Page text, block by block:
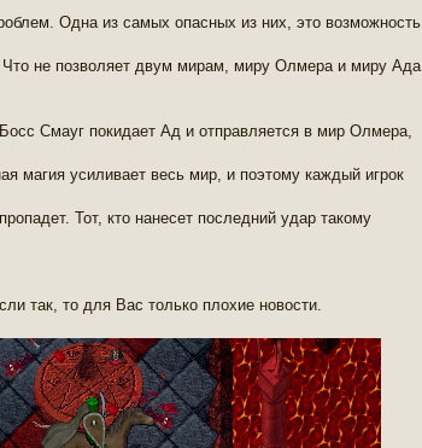
Одна из самых опасных из них, это возможность
не позволяет двум мирам, миру Олмера и миру Ада
Смауг покидает Ад и отправляется в мир Олмера,
магия усиливает весь мир, и поэтому каждый игрок
Тот, кто нанесет последний удар такому
так, то для Вас только плохие новости.